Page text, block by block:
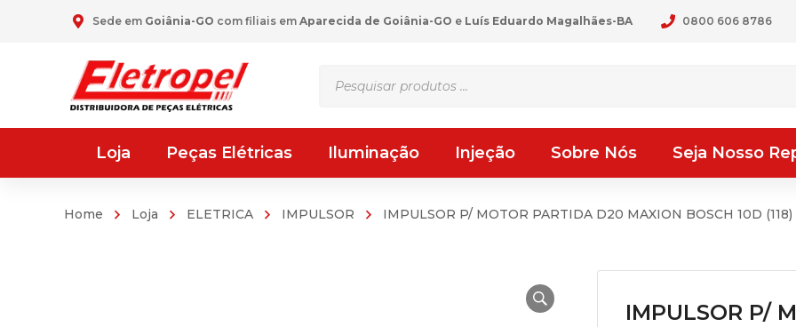
Sede em Goiânia-GO com filiais em Aparecida de Goiânia-GO e Luís Eduardo Magalhães-BA 0800 606 8786
Loja Peças Elétricas Iluminação Injeção Sobre Nós Seja Nosso
Home Loja ELETRICA IMPULSOR IMPULSOR P/ MOTOR PARTIDA D20 MAXION BOSCH 10D (118)
IMPULSOR P/